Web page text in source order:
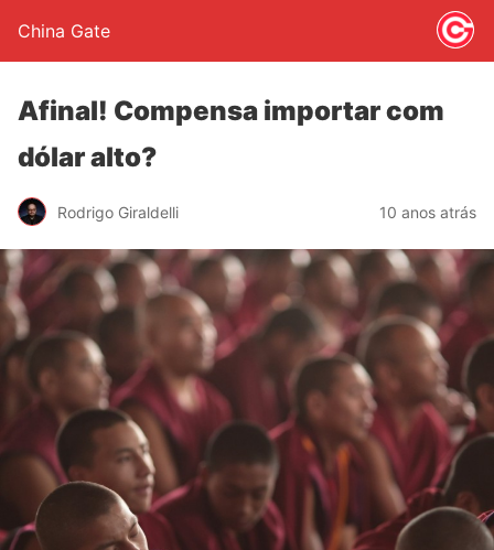
China Gate
Afinal! Compensa importar com
dólar alto?
Rodrigo Giraldelli 10 anos atrás